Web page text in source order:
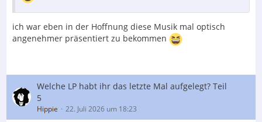
ich war eben in der Hoffnung diese Musik mal optisch
angenehmer präsentiert zu bekommen
Welche LP habt ihr das letzte Mal aufgelegt? Teil
5
Hippie 22. Juli 2026 um 18:23